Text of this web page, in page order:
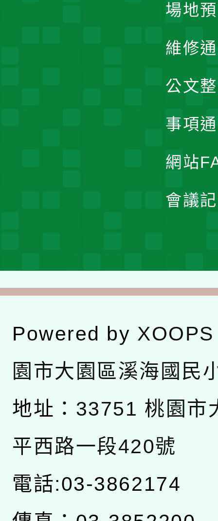
場地
維修
公文
事項
網站
會議
Powered by XOOPS
園市大園區溪海國民
地址： 33751 桃園市
平西路一段420號
電話:03-3862174